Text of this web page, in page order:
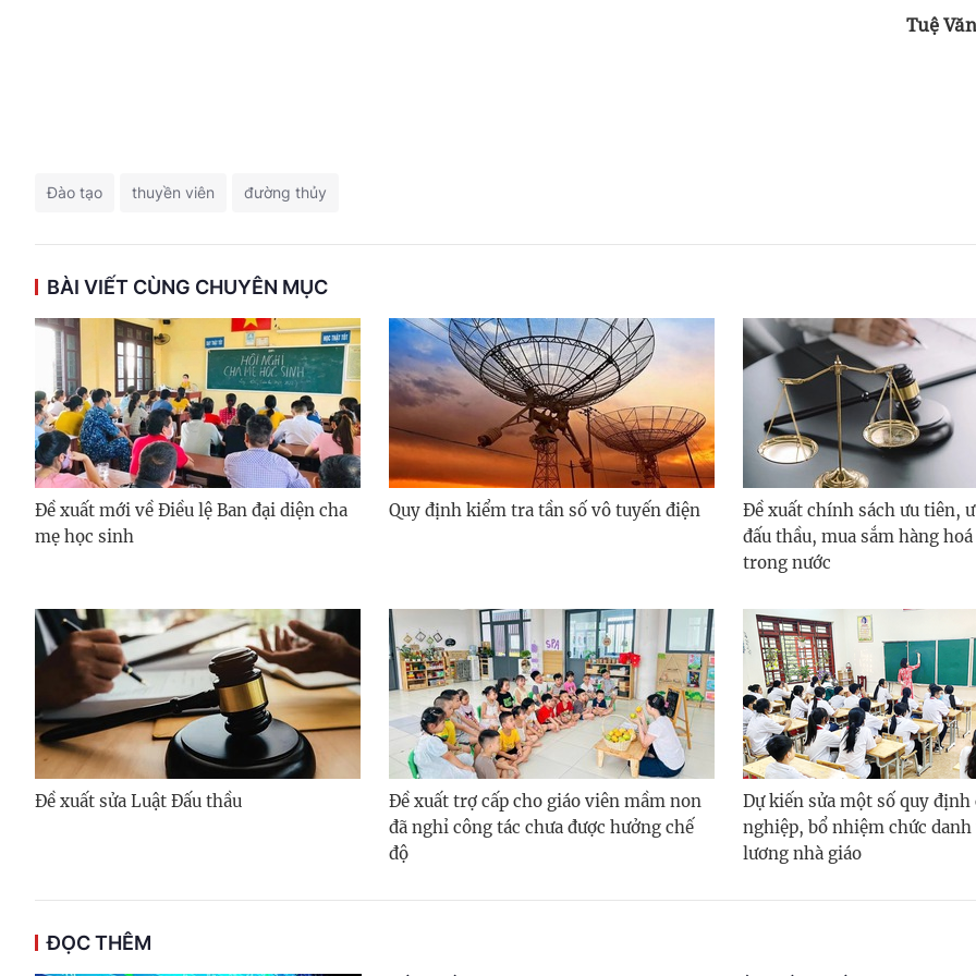
Tuệ Văn
Đào tạo thuyền viên đường thủy
BÀI VIẾT CÙNG CHUYÊN MỤC
Đề xuất mới về Điều lệ Ban đại diện cha
mẹ học sinh
Quy định kiểm tra tần số vô tuyến điện
Đề xuất chính sách ưu tiên,
đấu thầu, mua sắm hàng
trong nước
Đề xuất sửa Luật Đấu thầu
Đề xuất trợ cấp cho giáo viên mầm non
đã nghỉ công tác chưa được hưởng chế
độ
Dự kiến sửa một số quy định
nghiệp, bổ nhiệm chức danh
lương nhà giáo
ĐỌC THÊM